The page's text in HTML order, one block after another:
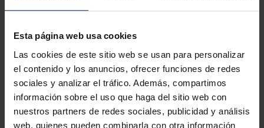
Esta página web usa cookies
Las cookies de este sitio web se usan para personalizar
el contenido y los anuncios, ofrecer funciones de redes
sociales y analizar el tráfico. Además, compartimos
información sobre el uso que haga del sitio web con
nuestros partners de redes sociales, publicidad y análisis
web, quienes pueden combinarla con otra información
primaria, un especialista (como un psiquiatra o
cardiólogo) o el médico del trabajo. El documento debe
recoger el diagnóstico, los síntomas asociados y la relación
directa entre la enfermedad y la exposición a turnos
nocturnos